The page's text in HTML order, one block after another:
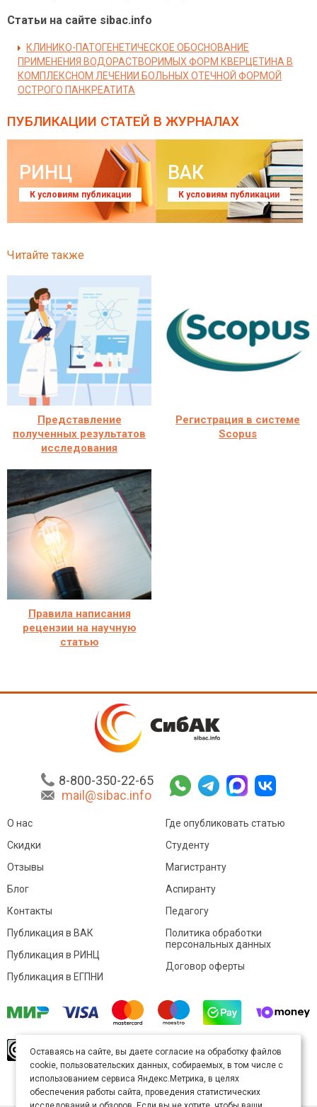
Статьи на сайте sibac.info
КЛИНИКО-ПАТОГЕНЕТИЧЕСКОЕ ОБОСНОВАНИЕ
ПРИМЕНЕНИЯ ВОДОРАСТВОРИМЫХ ФОРМ КВЕРЦЕТИНА В
КОМПЛЕКСНОМ ЛЕЧЕНИИ БОЛЬНЫХ ОТЕЧНОЙ ФОРМОЙ
ОСТРОГО ПАНКРЕАТИТА
ПУБЛИКАЦИИ СТАТЕЙ В ЖУРНАЛАХ
РИНЦ
К условиям публикации
ВАК
К условиям публикации
Читайте также
Представление
полученных результатов
исследования
Регистрация в системе
Scopus
Правила написания
рецензии на научную
статью
8-800-350-22-65
mail@sibac.info
О нас
Скидки
Отзывы
Блог
Контакты
Где опубликовать статью
Студенту
Магистранту
Аспиранту
Педагогу
Публикация в ВАК
Публикация в РИНЦ
Публикация в ЕГПНИ
Политика обработки
персональных данных
Договор оферты
произведение доступно полицензии Creative
Commons «Attribution» («Атрибуция») 4.0
Непортированная.
Карта сайта
Оставаясь на сайте, вы даете согласие на обработку файлов
cookie, пользовательских данных, собираемых, в том числе с
использованием сервиса Яндекс.Метрика, в целях
обеспечения работы сайта, проведения статистических